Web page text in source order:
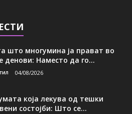
што многумина ја прават во
денови: Наместо да го...
04/08/2026
која лекува од тешки
состојби: Што се...